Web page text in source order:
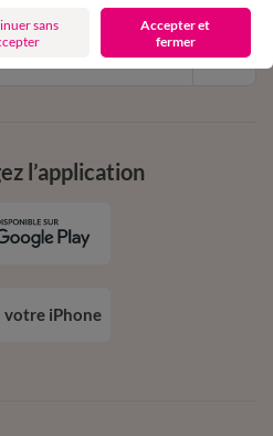
l’application
votre iPhone
sans
Accepter et
fermer